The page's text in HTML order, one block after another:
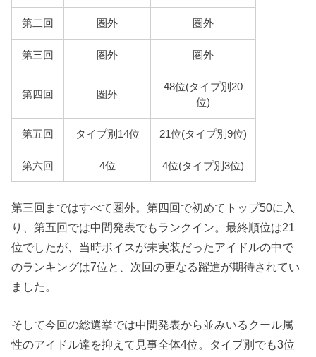
第二回 圏外 圏外
第三回 圏外 圏外
第四回 圏外
48位(タイプ別20
位)
第五回 タイプ別14位 21位(タイプ別9位)
第六回 4位 4位(タイプ別3位)
第三回まではすべて圏外。第四回で初めてトップ50に入
り、第五回では中間発表でもランクイン。最終順位は21
位でしたが、当時ボイスが未実装だったアイドルの中で
のランキングは7位と、次回の更なる躍進が期待されてい
ました。
そして今回の総選挙では中間発表から並みいるクール属
性のアイドル達を抑えて見事全体4位。タイプ別でも3位